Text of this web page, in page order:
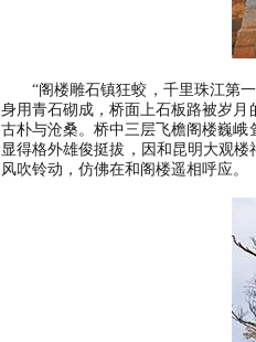
“阁楼雕石镇狂蛟，千里珠江第
身用青石砌成，桥面上石板路被岁
古朴与沧桑。桥中三层飞檐阁楼巍
显得格外雄俊挺拔，因和昆明大观楼
风吹铃动，仿佛在和阁楼遥相呼应。